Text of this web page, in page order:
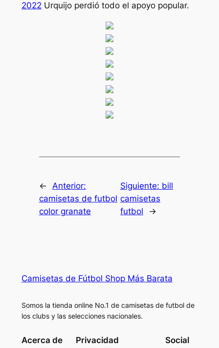
2022 Urquijo perdió todo el apoyo popular.
←
Anterior:
camisetas de futbol
color granate
Siguiente: bill
camisetas
futbol
→
Camisetas de Fútbol Shop Más Barata
Somos la tienda online No.1 de camisetas de futbol de
los clubs y las selecciones nacionales.
Acerca de Privacidad Social